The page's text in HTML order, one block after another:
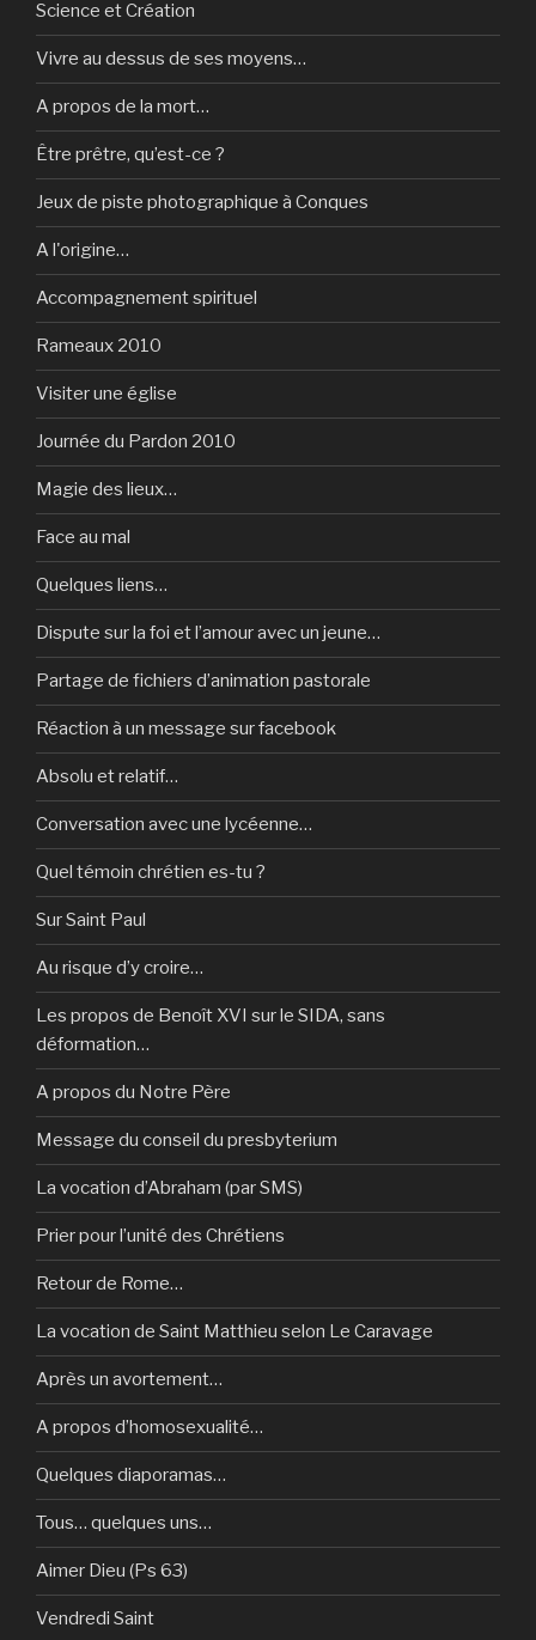
Science et Création
Vivre au dessus de ses moyens…
A propos de la mort…
Être prêtre, qu’est-ce ?
Jeux de piste photographique à Conques
A l'origine…
Accompagnement spirituel
Rameaux 2010
Visiter une église
Journée du Pardon 2010
Magie des lieux…
Face au mal
Quelques liens…
Dispute sur la foi et l’amour avec un jeune…
Partage de fichiers d’animation pastorale
Réaction à un message sur facebook
Absolu et relatif…
Conversation avec une lycéenne…
Quel témoin chrétien es-tu ?
Sur Saint Paul
Au risque d’y croire…
Les propos de Benoît XVI sur le SIDA, sans
déformation…
A propos du Notre Père
Message du conseil du presbyterium
La vocation d’Abraham (par SMS)
Prier pour l’unité des Chrétiens
Retour de Rome…
La vocation de Saint Matthieu selon Le Caravage
Après un avortement…
A propos d’homosexualité…
Quelques diaporamas…
Tous… quelques uns…
Aimer Dieu (Ps 63)
Vendredi Saint